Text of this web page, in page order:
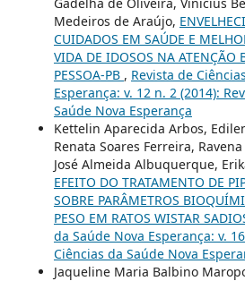
Medeiros de Araújo,
CUIDADOS EM SAÚDE E
VIDA DE IDOSOS NA ATENÇÃO
PESSOA-PB , Revista de
Esperança: v. 12 n. 2 (2014):
Saúde Nova Esperança
Kettelin Aparecida Arbos,
Renata Soares Ferreira,
José Almeida Albuquerque,
EFEITO DO TRATAMENTO DE
SOBRE PARÂMETROS
PESO EM RATOS WISTAR
da Saúde Nova Esperança: v.
Ciências da Saúde Nova
Jaqueline Maria Balbino